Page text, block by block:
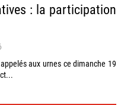
: la participation
aux urnes ce dimanche 19